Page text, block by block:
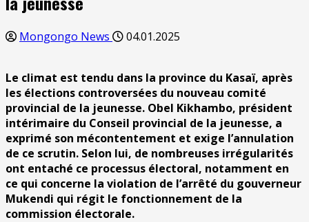
Mongongo News 04.01.2025
Le climat est tendu dans la province du Kasaï, après
les élections controversées du nouveau comité
provincial de la jeunesse. Obel Kikhambo, président
intérimaire du Conseil provincial de la jeunesse, a
exprimé son mécontentement et exige l’annulation
de ce scrutin. Selon lui, de nombreuses irrégularités
ont entaché ce processus électoral, notamment en
ce qui concerne la violation de l’arrêté du gouverneur
Mukendi qui régit le fonctionnement de la
commission électorale.